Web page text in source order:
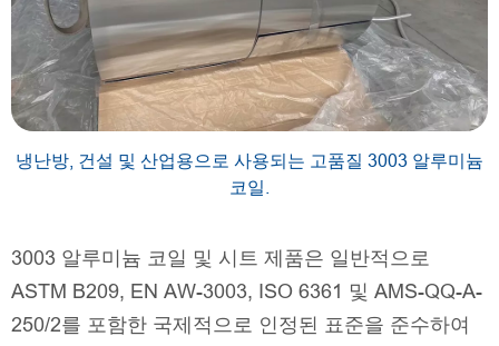
냉난방, 건설 및 산업용으로 사용되는 고품질 3003 알루미늄
코일.
3003 알루미늄 코일 및 시트 제품은 일반적으로
ASTM B209, EN AW-3003, ISO 6361 및 AMS-QQ-A-
250/2를 포함한 국제적으로 인정된 표준을 준수하여